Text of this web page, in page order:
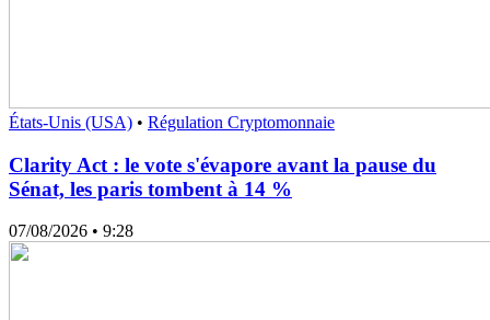
États-Unis (USA) • Régulation Cryptomonnaie
Clarity Act : le vote s'évapore avant la pause du
Sénat, les paris tombent à 14 %
07/08/2026 • 9:28